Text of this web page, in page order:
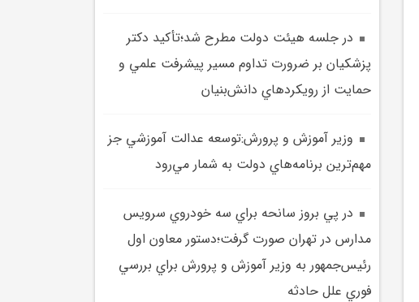
در جلسه هيئت دولت مطرح شد؛تأکيد دکتر
پزشکيان بر ضرورت تداوم مسير پيشرفت علمي و
حمايت از رويکردهاي دانش‌بنيان
وزير آموزش و پرورش:توسعه عدالت آموزشي جز
مهم‌ترين برنامه‌هاي دولت به شمار مي‌رود
در پي بروز سانحه براي سه خودروي سرويس
مدارس در تهران صورت گرفت؛دستور معاون اول
رئيس‌جمهور به وزير آموزش و پرورش براي بررسي
فوري علل حادثه